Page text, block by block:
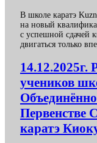
В школе каратэ
на новый
с успешной сдачей
двигаться только
14.12.2025г.
учеников
Первенстве
каратэ